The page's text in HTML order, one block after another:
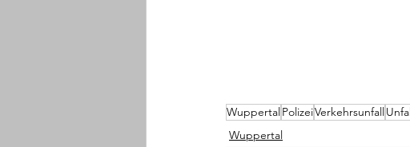
Wuppertal PolizeiVerkehrsunfall Unfall
Wuppertal